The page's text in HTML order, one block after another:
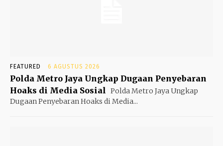
FEATURED 6 AGUSTUS 2026
Polda Metro Jaya Ungkap Dugaan Penyebaran
Hoaks di Media Sosial Polda Metro Jaya Ungkap
Dugaan Penyebaran Hoaks di Media...